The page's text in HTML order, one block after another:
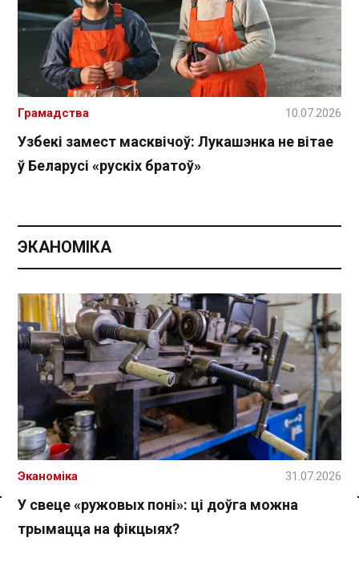
Спасылка без VPN
Узбекі замест масквічоў: Лукашэнка не вітае
ў Беларусі «рускіх братоў»
Грамадства 10.07.2026
ЭКАНОМІКА
У свеце «ружовых поні»: ці доўга можна
трымацца на фікцыях?
Эканоміка 31.07.2026